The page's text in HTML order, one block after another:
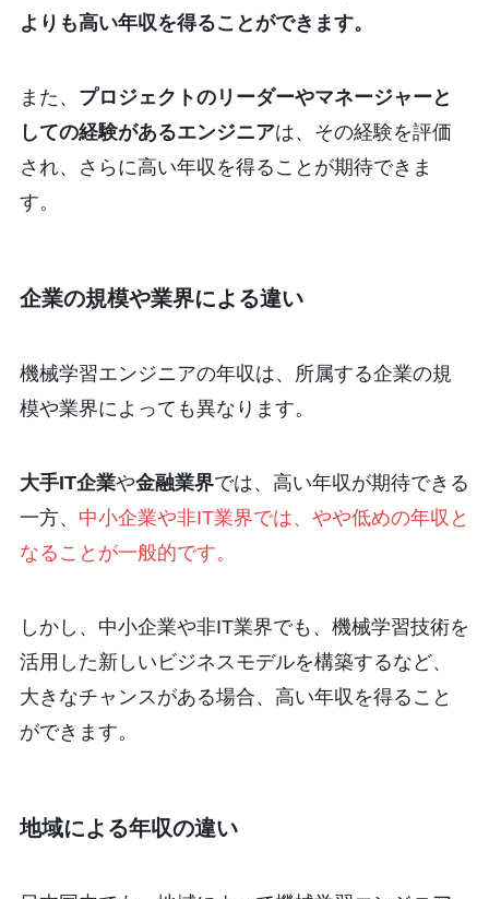
よりも高い年収を得ることができます。
また、 プロジェクトのリーダーやマネージャーと
しての経験があるエンジニアは、その経験を評価
され、さらに高い年収を得ることが期待できま
す。
企業の規模や業界による違い
機械学習エンジニアの年収は、所属する企業の規
模や業界によっても異なります。
大手IT企業や金融業界では、高い年収が期待できる
一方、 中小企業や非IT業界では、やや低めの年収と
なることが一般的です。
しかし、中小企業や非IT業界でも、機械学習技術を
活用した新しいビジネスモデルを構築するなど、
大きなチャンスがある場合、高い年収を得ること
ができます。
地域による年収の違い